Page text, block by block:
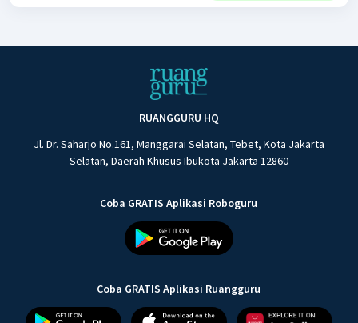
RUANGGURU HQ
Jl. Dr. Saharjo No.161, Manggarai Selatan, Tebet, Kota Jakarta
Selatan, Daerah Khusus Ibukota Jakarta 12860
Coba GRATIS Aplikasi Roboguru
Coba GRATIS Aplikasi Ruangguru